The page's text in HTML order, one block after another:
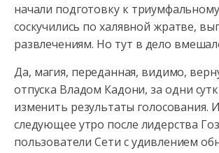
начали подготовку к
соскучились по халявной жратве,
развлечениям. Но тут в дело
Да, магия, переданная, видимо,
отпуска Владом Кадони, за одни
изменить результаты голосования.
следующее утро после лидерства
пользователи Сети с удивлением